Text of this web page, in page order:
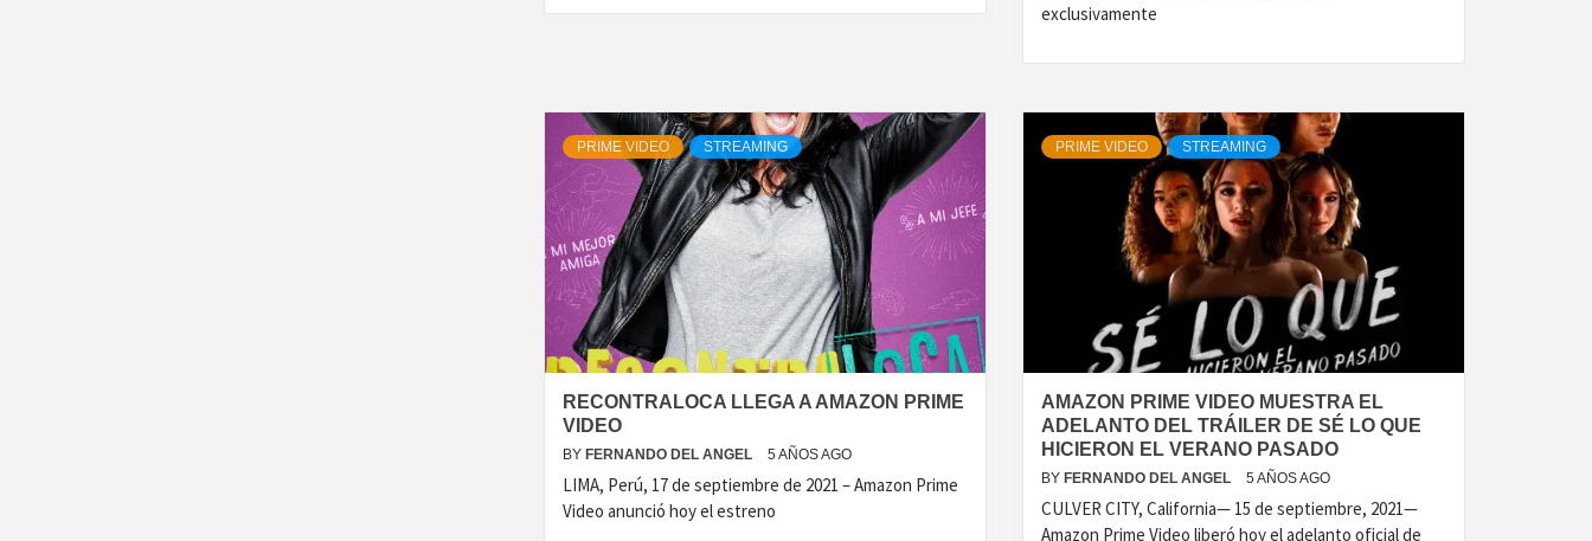
exclusivamente
PRIME VIDEO STREAMING
RECONTRALOCA LLEGA A AMAZON PRIME
VIDEO
BY FERNANDO DEL ANGEL 5 AÑOS AGO
LIMA, Perú, 17 de septiembre de 2021 – Amazon Prime
Video anunció hoy el estreno
PRIME VIDEO STREAMING
AMAZON PRIME VIDEO MUESTRA EL
ADELANTO DEL TRÁILER DE SÉ LO QUE
HICIERON EL VERANO PASADO
BY FERNANDO DEL ANGEL 5 AÑOS AGO
CULVER CITY, California— 15 de septiembre, 2021—
Amazon Prime Video liberó hoy el adelanto oficial de